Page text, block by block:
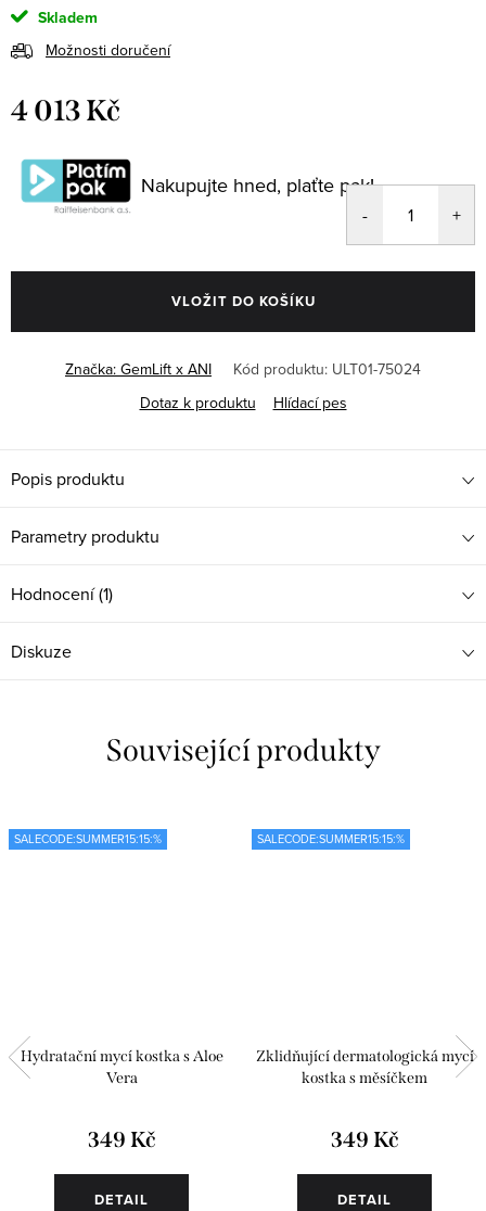
Skladem
Možnosti doručení
4 013 Kč
cena:
Nakupujte hned, plaťte pak!
VLOŽIT DO KOŠÍKU
Značka: GemLift x ANI Kód produktu: ULT01-75024
Dotaz k produktu
Hlídací pes
Popis produktu
Parametry produktu
Hodnocení (1)
Diskuze
Související produkty
SALECODE:SUMMER15:15:%
Hydratační mycí kostka s Aloe
Vera
349 Kč
DETAIL
SALECODE:SUMMER15:15:%
Zklidňující dermatologická mycí
kostka s měsíčkem
349 Kč
DETAIL